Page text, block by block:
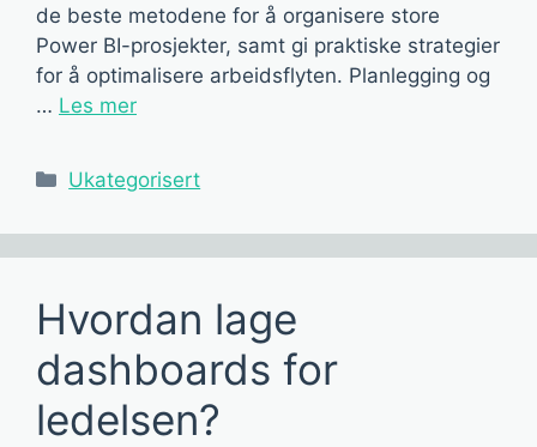
de beste metodene for å organisere store
Power BI-prosjekter, samt gi praktiske strategier
for å optimalisere arbeidsflyten. Planlegging og
… Les mer
Kategorier
Ukategorisert
Hvordan lage
dashboards for
ledelsen?